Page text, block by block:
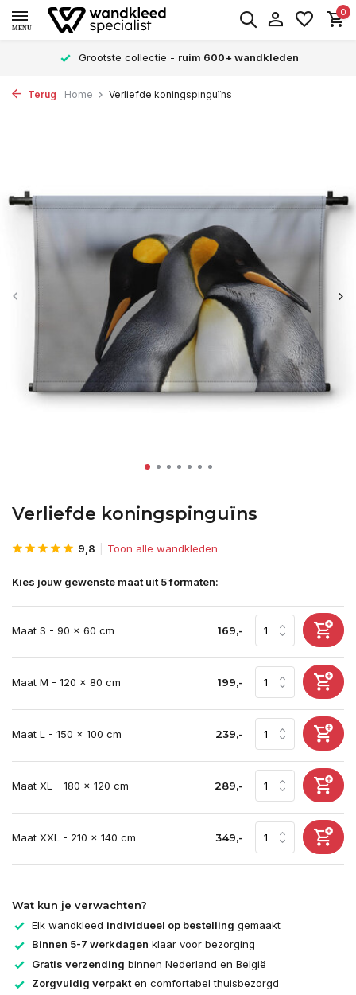
MENU
0
Grootste collectie - ruim 600+ wandkleden
Terug Home Verliefde koningspinguïns
Verliefde koningspinguïns
9,8 Toon alle wandkleden
Kies jouw gewenste maat uit 5 formaten:
Maat S - 90 x 60 cm 169,-
Maat M - 120 x 80 cm 199,-
Maat L - 150 x 100 cm 239,-
Maat XL - 180 x 120 cm 289,-
Maat XXL - 210 x 140 cm 349,-
Wat kun je verwachten?
Elk wandkleed individueel op bestelling gemaakt
Binnen 5-7 werkdagen klaar voor bezorging
Gratis verzending binnen Nederland en België
Zorgvuldig verpakten comfortabel thuisbezorgd